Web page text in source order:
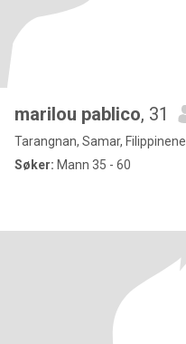
marilou pablico, 31
Tarangnan, Samar, Filippinene
Søker: Mann 35 - 60